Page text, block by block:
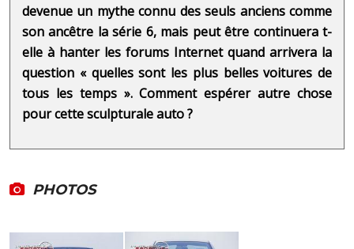
devenue un mythe connu des seuls anciens comme
son ancêtre la série 6, mais peut être continuera t-
elle à hanter les forums Internet quand arrivera la
question « quelles sont les plus belles voitures de
tous les temps ». Comment espérer autre chose
pour cette sculpturale auto ?
PHOTOS